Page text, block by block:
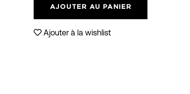
AJOUTER AU PANIER
Ajouter à la wishlist